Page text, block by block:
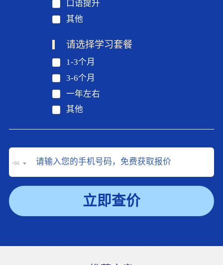
口语提升
其他
请选择学习套餐
1-3个月
3-6个月
一年左右
其他
+86
立即查价